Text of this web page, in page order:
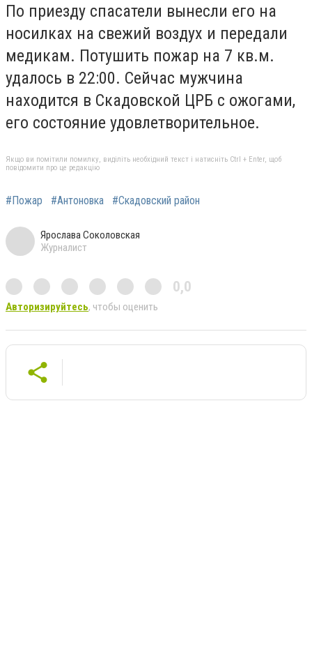
По приезду спасатели вынесли его на
носилках на свежий воздух и передали
медикам. Потушить пожар на 7 кв.м.
удалось в 22:00. Сейчас мужчина
находится в Скадовской ЦРБ с ожогами,
его состояние удовлетворительное.
Якщо ви помітили помилку, виділіть необхідний текст і натисніть Ctrl + Enter, щоб
повідомити про це редакцію
#Пожар #Антоновка #Скадовский район
Ярослава Соколовская
Журналист
0,0
Авторизируйтесь, чтобы оценить